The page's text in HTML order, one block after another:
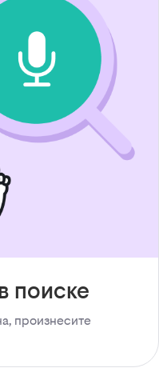
поиске
произнесите